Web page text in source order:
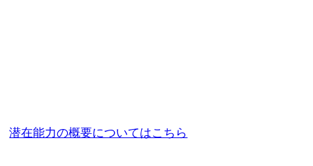
潜在能力の概要についてはこちら